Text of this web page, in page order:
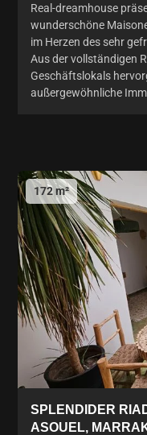
Real-dreamhouse
wunderschöne
im Herzen des sehr
Aus der vollständigen
Geschäftslokals
außergewöhnliche
172 m²
SPLENDIDER
ASOUEL,